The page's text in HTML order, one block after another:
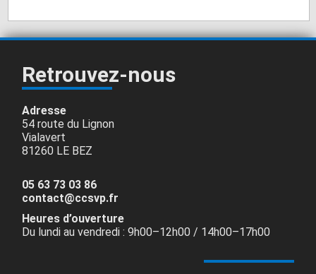
Saint-Salvy de la Balme 0
Retrouvez-nous
Adresse
54 route du Lignon
Vialavert
81260 LE BEZ
05 63 73 03 86
contact@ccsvp.fr
Heures d’ouverture
Du lundi au vendredi : 9h00–12h00 / 14h00–17h00